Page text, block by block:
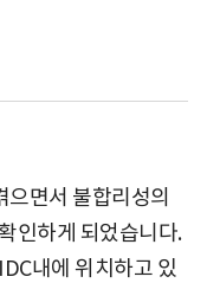
면서 불합리성의
인하게 되었습니다.
내에 위치하고 있